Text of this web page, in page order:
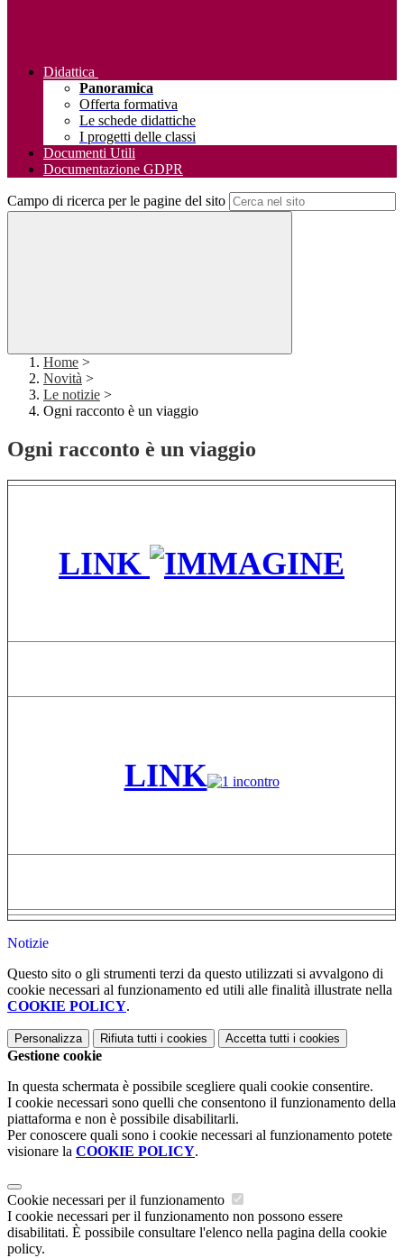
Didattica
Panoramica
Offerta formativa
Le schede didattiche
I progetti delle classi
Documenti Utili
Documentazione GDPR
Campo di ricerca per le pagine del sito
Home >
Novità >
Le notizie >
Ogni racconto è un viaggio
Ogni racconto è un viaggio
LINK
LINK
Notizie
Questo sito o gli strumenti terzi da questo utilizzati si avvalgono di
cookie necessari al funzionamento ed utili alle finalità illustrate nella
COOKIE POLICY.
Personalizza Rifiuta tutti i cookies Accetta tutti i cookies
Gestione cookie
In questa schermata è possibile scegliere quali cookie consentire.
I cookie necessari sono quelli che consentono il funzionamento della
piattaforma e non è possibile disabilitarli.
Per conoscere quali sono i cookie necessari al funzionamento potete
visionare la COOKIE POLICY.
Cookie necessari per il funzionamento
I cookie necessari per il funzionamento non possono essere
disabilitati. È possibile consultare l'elenco nella pagina della cookie
policy.